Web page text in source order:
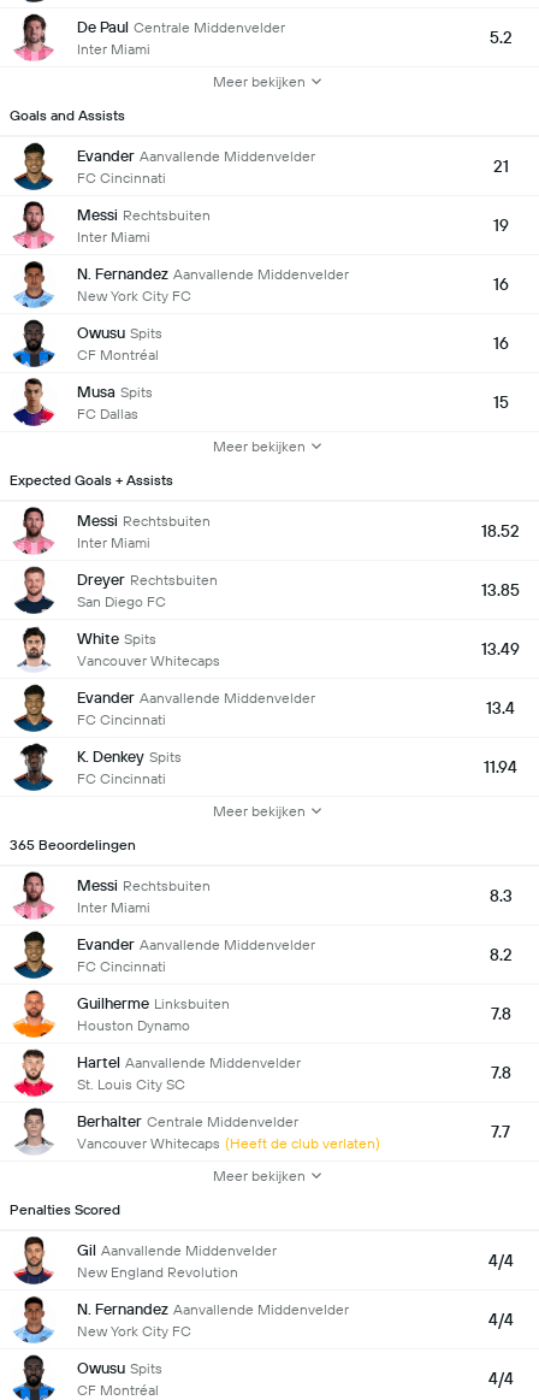
De Paul Centrale Middenvelder
Inter Miami
5.2
Meer bekijken
Goals and Assists
Evander Aanvallende Middenvelder
FC Cincinnati
21
Messi Rechtsbuiten
Inter Miami
19
N. Fernandez Aanvallende Middenvelder
New York City FC
16
Owusu Spits
CF Montréal
16
Musa Spits
FC Dallas
15
Meer bekijken
Expected Goals + Assists
Messi Rechtsbuiten
Inter Miami
18.52
Dreyer Rechtsbuiten
San Diego FC
13.85
White Spits
Vancouver Whitecaps
13.49
Evander Aanvallende Middenvelder
FC Cincinnati
13.4
K. Denkey Spits
FC Cincinnati
11.94
Meer bekijken
365 Beoordelingen
Messi Rechtsbuiten
Inter Miami
8.3
Evander Aanvallende Middenvelder
FC Cincinnati
8.2
Guilherme Linksbuiten
Houston Dynamo
7.8
Hartel Aanvallende Middenvelder
St. Louis City SC
7.8
Berhalter Centrale Middenvelder
Vancouver Whitecaps (Heeft de club verlaten)
7.7
Meer bekijken
Penalties Scored
Gil Aanvallende Middenvelder
New England Revolution
4/4
N. Fernandez Aanvallende Middenvelder
New York City FC
4/4
Owusu Spits
CF Montréal
4/4